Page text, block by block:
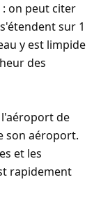
: on peut citer
sur 1
y est limpide
des
l'aéroport de
son aéroport.
et les
rapidement